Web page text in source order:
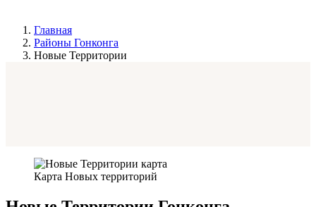
Главная
Районы Гонконга
Новые Территории
Карта Новых территорий